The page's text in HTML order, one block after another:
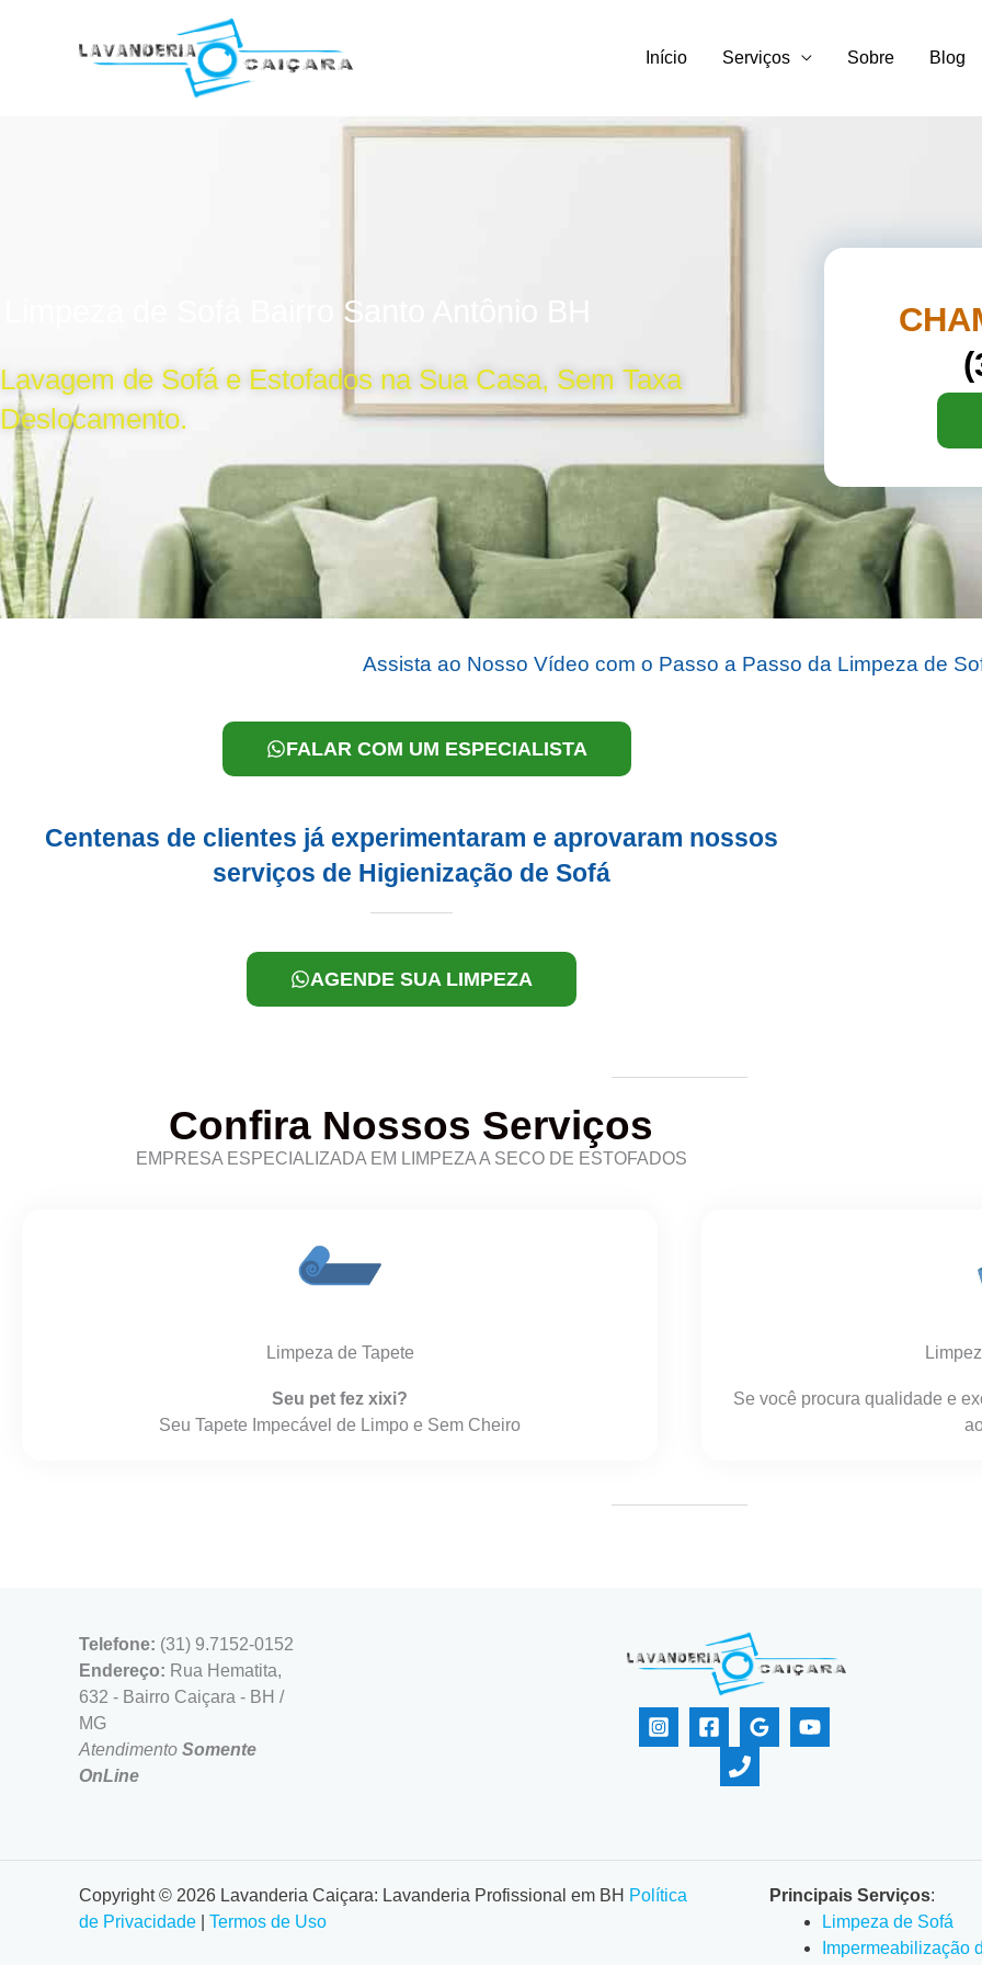
Início Serviços Sobre Blog
Limpeza de Sofá Bairro Santo Antônio BH
Lavagem de Sofá e Estofados na Sua Casa, Sem Taxa
Deslocamento.
Assista ao Nosso Vídeo com o Passo a Passo da Limpeza de
FALAR COM UM ESPECIALISTA
Centenas de clientes já experimentaram e aprovaram nossos
serviços de Higienização de Sofá
AGENDE SUA LIMPEZA
Confira Nossos Serviços
EMPRESA ESPECIALIZADA EM LIMPEZA A SECO DE ESTOFADOS
Limpeza de Tapete
Seu pet fez xixi?
Seu Tapete Impecável de Limpo e Sem Cheiro
Se você procura qualidade e
Telefone: (31) 9.7152-0152
Endereço: Rua Hematita,
632 - Bairro Caiçara - BH /
MG
Atendimento Somente
OnLine
Copyright © 2026 Lavanderia Caiçara: Lavanderia Profissional em BH Política
de Privacidade
Termos de Uso
Principais Serviços:
Limpeza de Sofá
Impermeabilização